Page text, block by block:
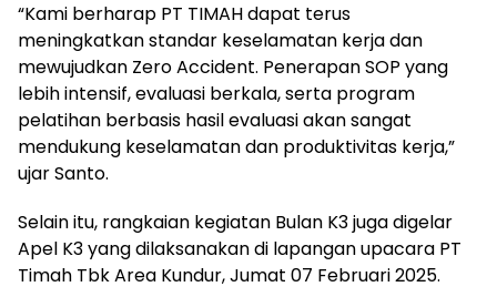
“Kami berharap PT TIMAH dapat terus
meningkatkan standar keselamatan kerja dan
mewujudkan Zero Accident. Penerapan SOP yang
lebih intensif, evaluasi berkala, serta program
pelatihan berbasis hasil evaluasi akan sangat
mendukung keselamatan dan produktivitas kerja,”
ujar Santo.
Selain itu, rangkaian kegiatan Bulan K3 juga digelar
Apel K3 yang dilaksanakan di lapangan upacara PT
Timah Tbk Area Kundur, Jumat 07 Februari 2025.